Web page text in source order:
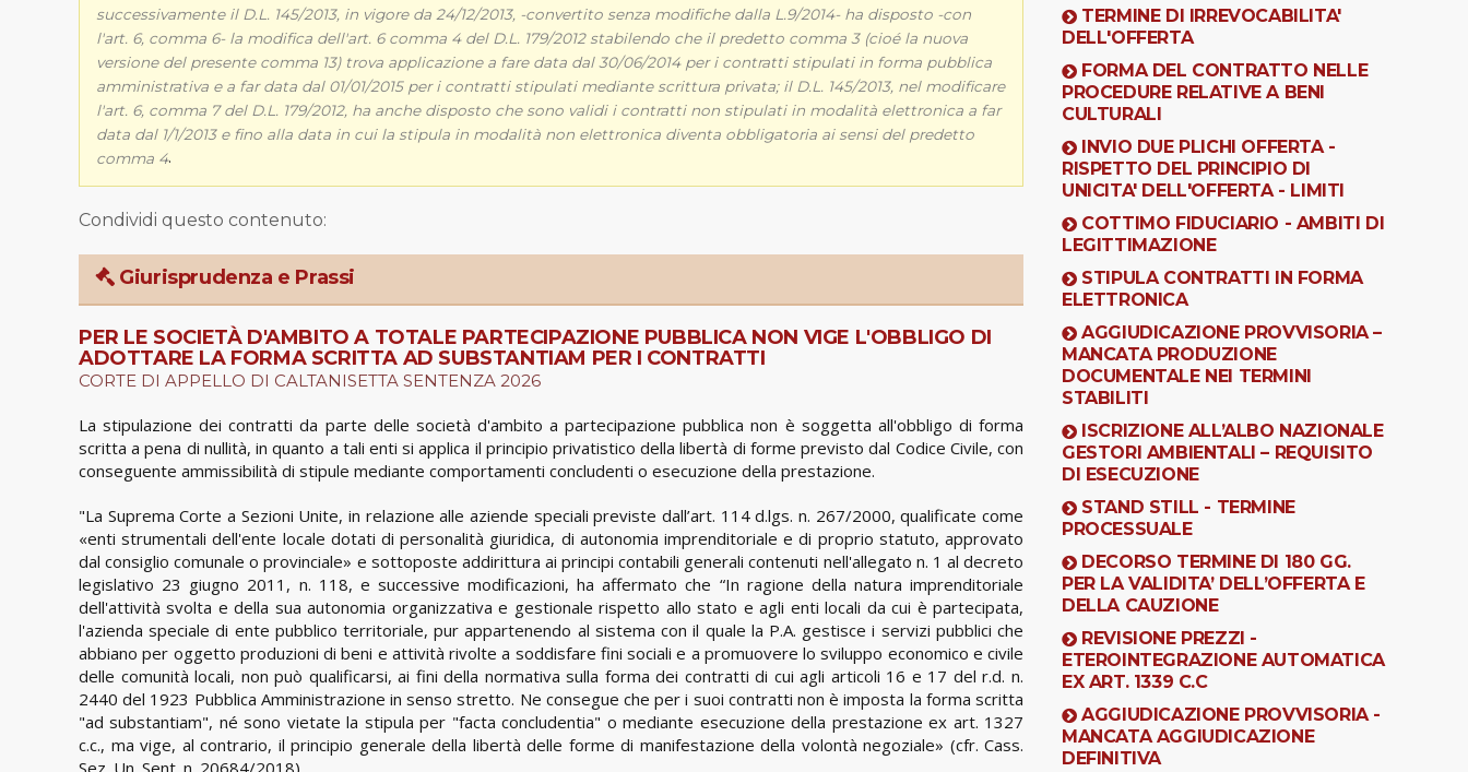
successivamente il D.L. 145/2013, in vigore da 24/12/2013, -convertito senza modifiche dalla L.9/2014- ha disposto -con
l'art. 6, comma 6- la modifica dell'art. 6 comma 4 del D.L. 179/2012 stabilendo che il predetto comma 3 (cioé la nuova
versione del presente comma 13) trova applicazione a fare data dal 30/06/2014 per i contratti stipulati in forma pubblica
amministrativa e a far data dal 01/01/2015 per i contratti stipulati mediante scrittura privata; il D.L. 145/2013, nel modificare
l'art. 6, comma 7 del D.L. 179/2012, ha anche disposto che sono validi i contratti non stipulati in modalità elettronica a far
data dal 1/1/2013 e fino alla data in cui la stipula in modalità non elettronica diventa obbligatoria ai sensi del predetto
comma 4.
Condividi questo contenuto:
Giurisprudenza e Prassi
PER LE SOCIETÀ D'AMBITO A TOTALE PARTECIPAZIONE PUBBLICA NON VIGE L'OBBLIGO DI
ADOTTARE LA FORMA SCRITTA AD SUBSTANTIAM PER I CONTRATTI
CORTE DI APPELLO DI CALTANISETTA SENTENZA 2026
La stipulazione dei contratti da parte delle società d'ambito a partecipazione pubblica non è soggetta all'obbligo di forma
scritta a pena di nullità, in quanto a tali enti si applica il principio privatistico della libertà di forme previsto dal Codice Civile, con
conseguente ammissibilità di stipule mediante comportamenti concludenti o esecuzione della prestazione.
"La Suprema Corte a Sezioni Unite, in relazione alle aziende speciali previste dall’art. 114 d.lgs. n. 267/2000, qualificate come
«enti strumentali dell'ente locale dotati di personalità giuridica, di autonomia imprenditoriale e di proprio statuto, approvato
dal consiglio comunale o provinciale» e sottoposte addirittura ai principi contabili generali contenuti nell'allegato n. 1 al decreto
legislativo 23 giugno 2011, n. 118, e successive modificazioni, ha affermato che “In ragione della natura imprenditoriale
dell'attività svolta e della sua autonomia organizzativa e gestionale rispetto allo stato e agli enti locali da cui è partecipata,
l'azienda speciale di ente pubblico territoriale, pur appartenendo al sistema con il quale la P.A. gestisce i servizi pubblici che
abbiano per oggetto produzioni di beni e attività rivolte a soddisfare fini sociali e a promuovere lo sviluppo economico e civile
delle comunità locali, non può qualificarsi, ai fini della normativa sulla forma dei contratti di cui agli articoli 16 e 17 del r.d. n.
2440 del 1923 Pubblica Amministrazione in senso stretto. Ne consegue che per i suoi contratti non è imposta la forma scritta
"ad substantiam", né sono vietate la stipula per "facta concludentia" o mediante esecuzione della prestazione ex art. 1327
c.c., ma vige, al contrario, il principio generale della libertà delle forme di manifestazione della volontà negoziale» (cfr. Cass.
Sez. Un. Sent. n. 20684/2018).
TERMINE DI IRREVOCABILITA'
DELL'OFFERTA
FORMA DEL CONTRATTO NELLE
PROCEDURE RELATIVE A BENI
CULTURALI
INVIO DUE PLICHI OFFERTA -
RISPETTO DEL PRINCIPIO DI
UNICITA' DELL'OFFERTA - LIMITI
COTTIMO FIDUCIARIO - AMBITI DI
LEGITTIMAZIONE
STIPULA CONTRATTI IN FORMA
ELETTRONICA
AGGIUDICAZIONE PROVVISORIA –
MANCATA PRODUZIONE
DOCUMENTALE NEI TERMINI
STABILITI
ISCRIZIONE ALL’ALBO NAZIONALE
GESTORI AMBIENTALI – REQUISITO
DI ESECUZIONE
STAND STILL - TERMINE
PROCESSUALE
DECORSO TERMINE DI 180 GG.
PER LA VALIDITA’ DELL’OFFERTA E
DELLA CAUZIONE
REVISIONE PREZZI -
ETEROINTEGRAZIONE AUTOMATICA
EX ART. 1339 C.C
AGGIUDICAZIONE PROVVISORIA -
MANCATA AGGIUDICAZIONE
DEFINITIVA